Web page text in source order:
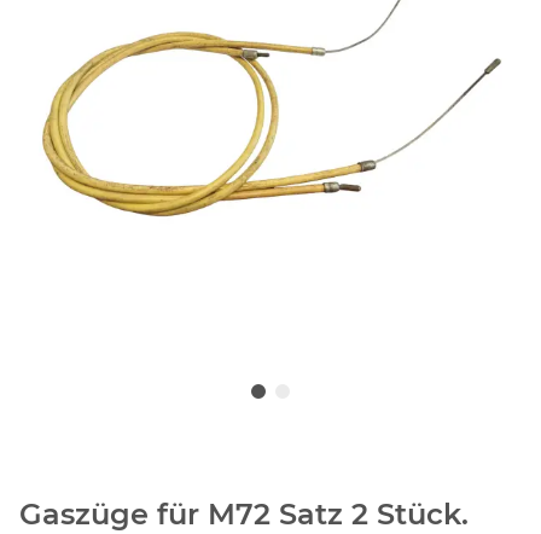
Gaszüge für M72 Satz 2 Stück.